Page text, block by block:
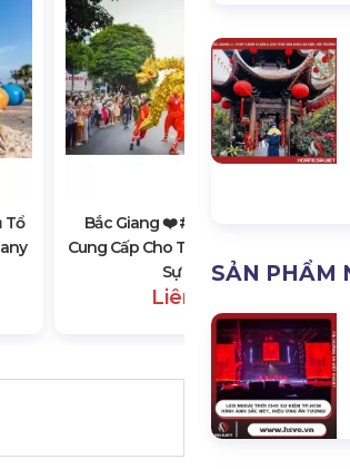
Tổ
Bắc Giang ❤️️ #top10 Dịch Vụ
Cung Cấp Cho Thuê Lân Sư Rồng,
Sự Kiện
Liên hệ
SẢN PHẨM